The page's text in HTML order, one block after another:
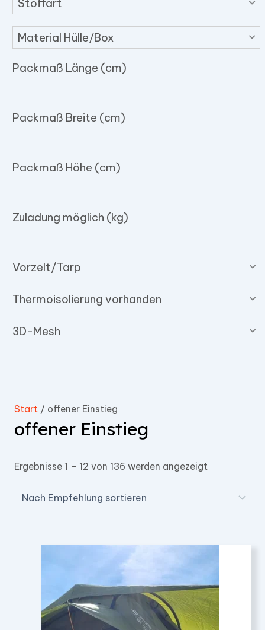
Material Hülle/Box
Packmaß Länge (cm)
Packmaß Breite (cm)
Packmaß Höhe (cm)
Zuladung möglich (kg)
Vorzelt/Tarp
Thermoisolierung vorhanden
3D-Mesh
Start/ offener Einstieg
offener Einstieg
Ergebnisse 1 – 12 von 136 werden angezeigt